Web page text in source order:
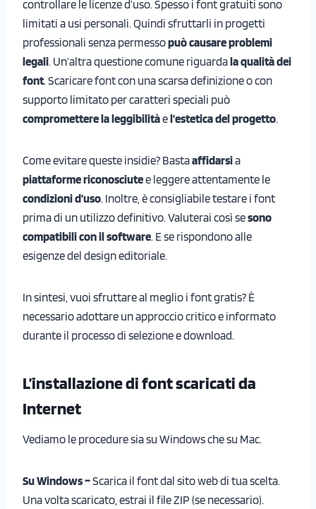
controllare le licenze d’uso. Spesso i font gratuiti sono
limitati a usi personali. Quindi sfruttarli in progetti
professionali senza permessopuò causare problemi
legali. Un’altra questione comune riguardala qualità dei
font. Scaricare font con una scarsa definizione o con
supporto limitato per caratteri speciali può
compromettere la leggibilitàel’estetica del progetto.
Come evitare queste insidie? Bastaaffidarsia
piattaforme riconosciutee leggere attentamente le
condizioni d’uso. Inoltre, è consigliabile testare i font
prima di un utilizzo definitivo. Valuterai così sesono
compatibili con il software. E se rispondono alle
esigenze del design editoriale.
In sintesi, vuoi sfruttare al meglio i font gratis? È
necessario adottare un approccio critico e informato
durante il processo di selezione e download.
L’installazione di font scaricati da
Internet
Vediamo le procedure sia su Windows che su Mac.
Su Windows –Scarica il font dal sito web di tua scelta.
Una volta scaricato, estrai il file ZIP (se necessario).